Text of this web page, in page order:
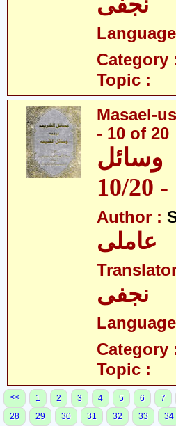
Category
Topic :
Masael-
- 10 of 20
وسائل
Author :
عاملی
نجفی
Category
Topic :
<< 1 2 3 4 5 6 7
28
29 30 31 32 33 34